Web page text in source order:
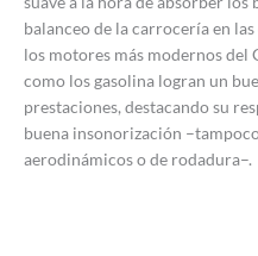
balanceo de la carrocería en
los motores más modernos del
como los gasolina logran un
prestaciones, destacando su
buena insonorización
aerodinámicos o de rodadura–.